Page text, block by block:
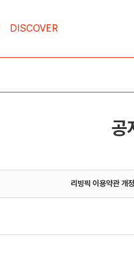
DISCOVER
공
리빙픽 이용약관 개